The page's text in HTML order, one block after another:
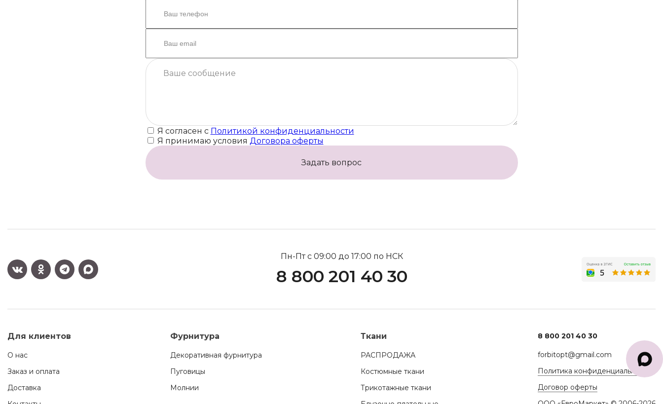
Я согласен с Политикой конфиденциальности
Я принимаю условия Договора оферты
Задать вопрос
Пн-Пт с 09:00 до 17:00 по НСК
8 800 201 40 30
Для клиентов
О нас
Заказ и оплата
Доставка
Фурнитура
Декоративная фурнитура
Пуговицы
Молнии
Ткани
РАСПРОДАЖА
Костюмные ткани
Трикотажные ткани
8 800 201 40 30
forbitopt@gmail.com
Политика конфиденциальности
Договор оферты